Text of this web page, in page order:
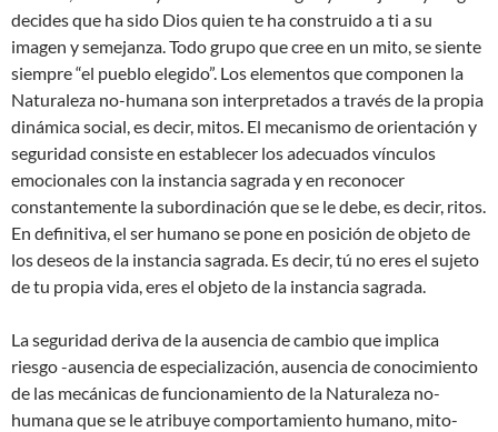
decides que ha sido Dios quien te ha construido a ti a su
imagen y semejanza. Todo grupo que cree en un mito, se siente
siempre “el pueblo elegido”. Los elementos que componen la
Naturaleza no-humana son interpretados a través de la propia
dinámica social, es decir, mitos. El mecanismo de orientación y
seguridad consiste en establecer los adecuados vínculos
emocionales con la instancia sagrada y en reconocer
constantemente la subordinación que se le debe, es decir, ritos.
En definitiva, el ser humano se pone en posición de objeto de
los deseos de la instancia sagrada. Es decir, tú no eres el sujeto
de tu propia vida, eres el objeto de la instancia sagrada.
La seguridad deriva de la ausencia de cambio que implica
riesgo -ausencia de especialización, ausencia de conocimiento
de las mecánicas de funcionamiento de la Naturaleza no-
humana que se le atribuye comportamiento humano, mito-